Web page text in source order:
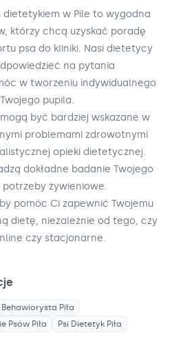
dietetykiem w Pile to wygodna
którzy chcą uzyskać poradę
psa do kliniki. Nasi dietetycy
na pytania
w tworzeniu indywidualnego
pupila.
być bardziej wskazane w
problemami zdrowotnymi
opieki dietetycznej.
dokładne badanie Twojego
potrzeby żywieniowe.
pomóc Ci zapewnić Twojemu
dietę, niezależnie od tego, czy
czy stacjonarne.
Behawiorysta Piła
Psów Piła Psi Dietetyk Piła